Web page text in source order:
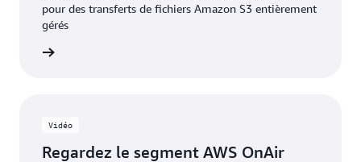
pour des transferts de fichiers Amazon S3 entièrement
gérés
Vidéo
Regardez le segment AWS OnAir